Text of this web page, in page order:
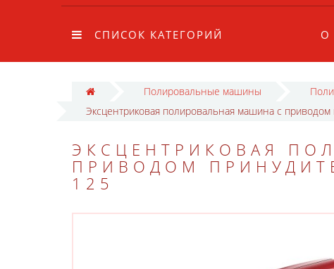
СПИСОК КАТЕГОРИЙ О
Полировальные машины
Эксцентриковая полировальная машина с приводом
ЭКСЦЕНТРИКОВАЯ
ПРИВОДОМ
125